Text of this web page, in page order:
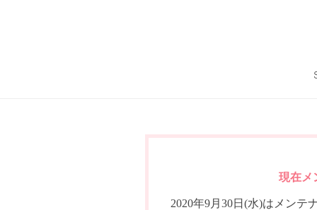
現在メ
2020年9月30日(水)はメンテ